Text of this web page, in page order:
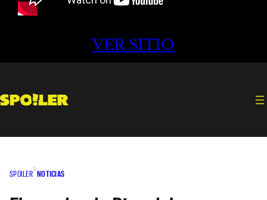
VER SITIO
SPOILER NOTICIAS